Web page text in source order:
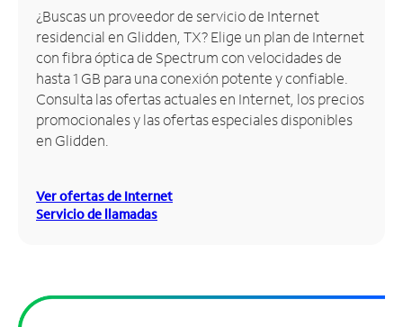
Inglés
Administrar
cuenta
Encuentra
una
tienda
¿Buscas un proveedor de servicio de Internet
residencial en Glidden, TX? Elige un plan de Internet
con fibra óptica de Spectrum con velocidades de
hasta 1 GB para una conexión potente y confiable.
Consulta las ofertas actuales en Internet, los precios
promocionales y las ofertas especiales disponibles
en Glidden.
Ver ofertas de Internet
Servicio de llamadas